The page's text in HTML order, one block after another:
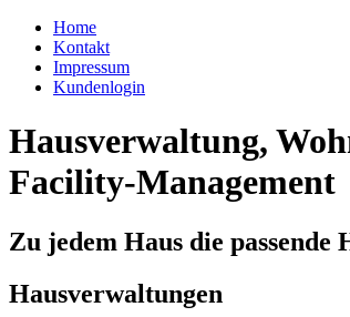
Home
Kontakt
Impressum
Kundenlogin
Hausverwaltung,
Facility-Management
Zu jedem Haus die passende
Hausverwaltungen